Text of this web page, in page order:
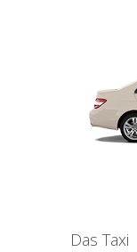
Das Taxi